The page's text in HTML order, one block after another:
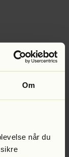
Om
når du